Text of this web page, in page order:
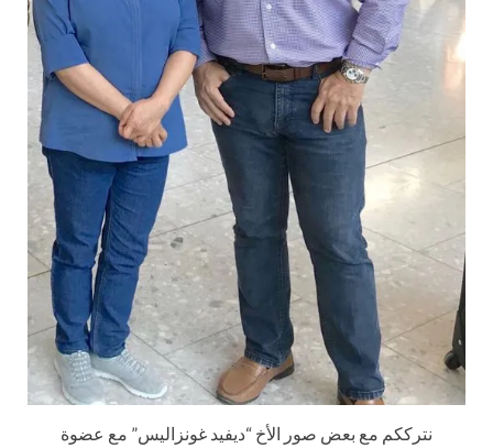
نترككم مع بعض صور الأخ “ديفيد غونزاليس” مع عضوة